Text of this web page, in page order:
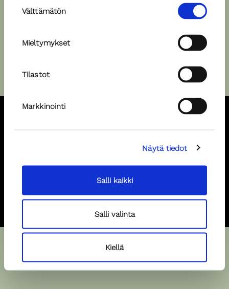
valinta
Välttämätön
Mieltymykset
Tilastot
Markkinointi
Näytä tiedot
Salli kaikki
Salli valinta
Kiellä
Pursimiehenkatu 29-31 F, 00150, Helsinki, +358 40 520 4201,